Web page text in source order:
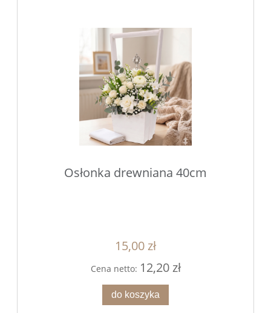
Osłonka drewniana 40cm
15,00 zł
Cena netto: 12,20 zł
do koszyka